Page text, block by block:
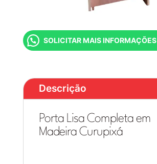
SOLICITAR MAIS INFORMAÇÕES
Descrição
Porta Lisa Completa em
Madeira Curupixá